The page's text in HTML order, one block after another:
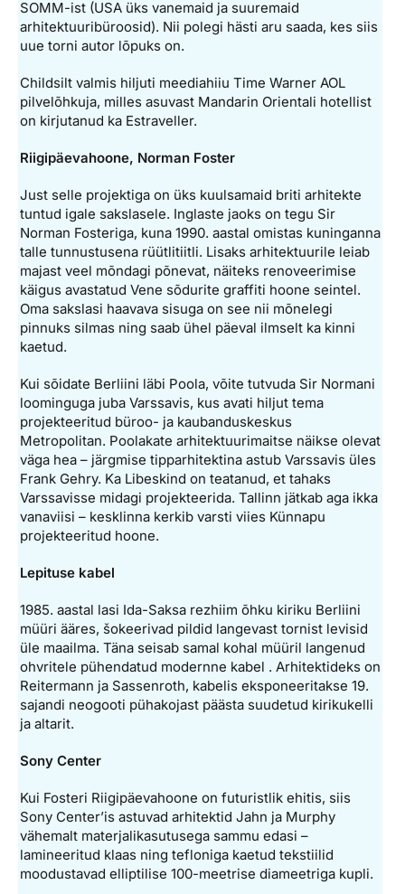
SOMM-ist (USA üks vanemaid ja suuremaid
arhitektuuribüroosid). Nii polegi hästi aru saada, kes siis
uue torni autor lõpuks on.
Childsilt valmis hiljuti meediahiiu Time Warner AOL
pilvelõhkuja, milles asuvast Mandarin Orientali hotellist
on kirjutanud ka Estraveller.
Riigipäevahoone, Norman Foster
Just selle projektiga on üks kuulsamaid briti arhitekte
tuntud igale sakslasele. Inglaste jaoks on tegu Sir
Norman Fosteriga, kuna 1990. aastal omistas kuninganna
talle tunnustusena rüütlitiitli. Lisaks arhitektuurile leiab
majast veel mõndagi põnevat, näiteks renoveerimise
käigus avastatud Vene sõdurite graffiti hoone seintel.
Oma sakslasi haavava sisuga on see nii mõnelegi
pinnuks silmas ning saab ühel päeval ilmselt ka kinni
kaetud.
Kui sõidate Berliini läbi Poola, võite tutvuda Sir Normani
loominguga juba Varssavis, kus avati hiljut tema
projekteeritud büroo- ja kaubanduskeskus
Metropolitan. Poolakate arhitektuurimaitse näikse olevat
väga hea – järgmise tipparhitektina astub Varssavis üles
Frank Gehry. Ka Libeskind on teatanud, et tahaks
Varssavisse midagi projekteerida. Tallinn jätkab aga ikka
vanaviisi – kesklinna kerkib varsti viies Künnapu
projekteeritud hoone.
Lepituse kabel
1985. aastal lasi Ida-Saksa rezhiim õhku kiriku Berliini
müüri ääres, šokeerivad pildid langevast tornist levisid
üle maailma. Täna seisab samal kohal müüril langenud
ohvritele pühendatud modernne kabel . Arhitektideks on
Reitermann ja Sassenroth, kabelis eksponeeritakse 19.
sajandi neogooti pühakojast päästa suudetud kirikukelli
ja altarit.
Sony Center
Kui Fosteri Riigipäevahoone on futuristlik ehitis, siis
Sony Center’is astuvad arhitektid Jahn ja Murphy
vähemalt materjalikasutusega sammu edasi –
lamineeritud klaas ning tefloniga kaetud tekstiilid
moodustavad elliptilise 100-meetrise diameetriga kupli.